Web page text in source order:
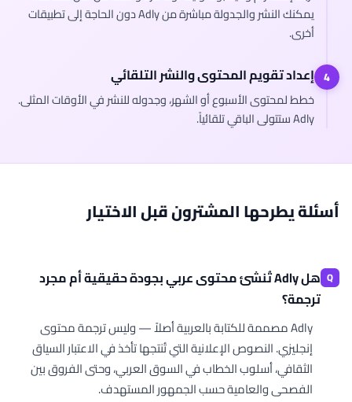
يمكنك النشر والجدولة مباشرة من Adly دون الحاجة إلى تطبيقات
أخرى.
4 إعداد تقويم المحتوى والنشر التلقائي
خطط لمحتوى الأسبوع أو الشهر، وجدوله للنشر في الأوقات المثلى.
Adly ستتولى الباقي تلقائياً.
أسئلة يطرحها المشترون قبل الاختيار
هل Adly تُنشئ محتوى عربي بجودة حقيقية أم مجرد
ترجمة؟
Adly مصممة للكتابة بالعربية أصلاً — وليس ترجمة محتوى
إنجليزي. النصوص الإعلانية التي تُنتجها تأخذ في الاعتبار السياق
الثقافي، أسلوب الخطاب في السوق العربي، وحتى الفروق بين
الفصحى والعامية حسب الجمهور المستهدف.